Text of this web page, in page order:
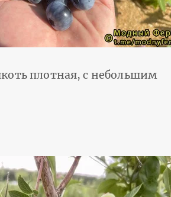
плотная, с небольшим